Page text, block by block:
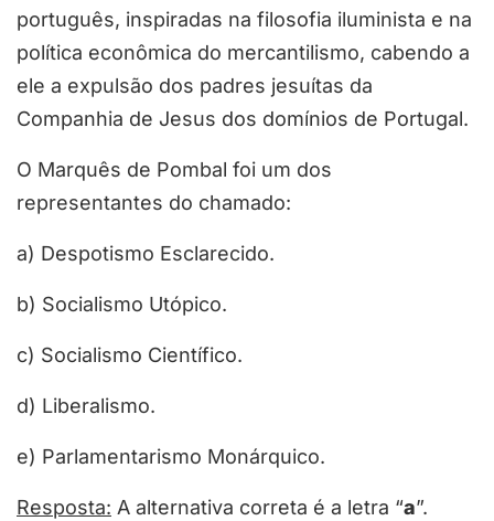
português, inspiradas na filosofia iluminista e na
política econômica do mercantilismo, cabendo a
ele a expulsão dos padres jesuítas da
Companhia de Jesus dos domínios de Portugal.
O Marquês de Pombal foi um dos
representantes do chamado:
a) Despotismo Esclarecido.
b) Socialismo Utópico.
c) Socialismo Científico.
d) Liberalismo.
e) Parlamentarismo Monárquico.
Resposta: A alternativa correta é a letra “a”.